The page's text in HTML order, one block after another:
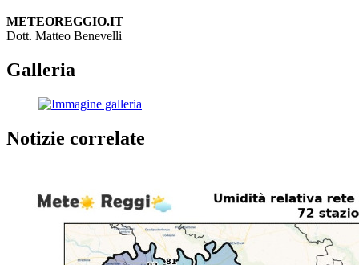
METEOREGGIO.IT
Dott. Matteo Benevelli
Galleria
Notizie correlate